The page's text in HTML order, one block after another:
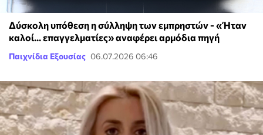
Δύσκολη υπόθεση η σύλληψη των εμπρηστών - «Ήταν
καλοί... επαγγελματίες» αναφέρει αρμόδια πηγή
Παιχνίδια Εξουσίας 06.07.2026 06:46